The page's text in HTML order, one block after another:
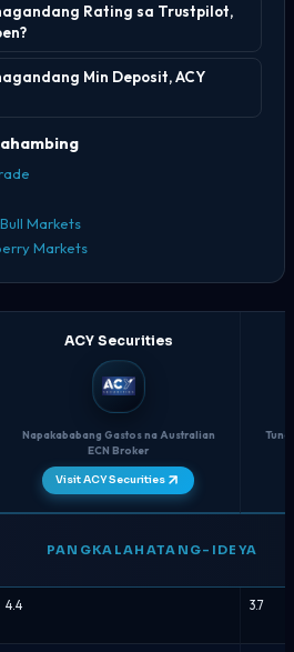
Rating sa Trustpilot,
Min Deposit, ACY
Markets
Markets
ACY Securities
Napakababang Gastos na Australian
ECN Broker
Visit ACY Securities
PANGKALAHATANG-IDEYA
4.4 3.7